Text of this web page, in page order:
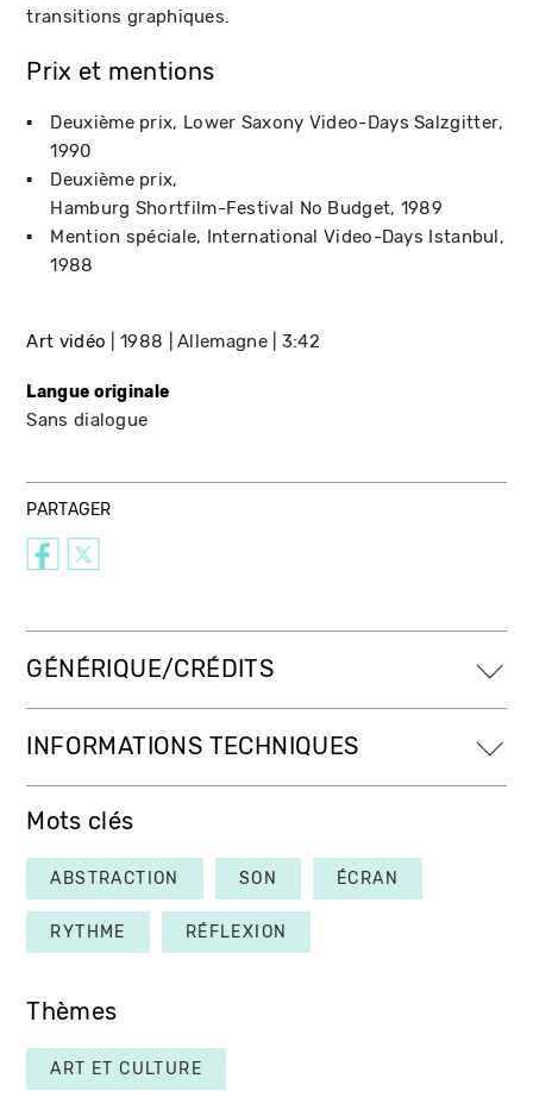
transitions graphiques.
Prix et mentions
Deuxième prix Lower Saxony Video-Days Salzgitter
1990
Deuxième prix
Hamburg Shortfilm-Festival No Budget 1989
Mention spéciale International Video-Days Istanbul
1988
Art vidéo 1988 Allemagne 3:42
Langue originale
Sans dialogue
PARTAGER
GÉNÉRIQUE/CRÉDITS
INFORMATIONS TECHNIQUES
Mots clés
ABSTRACTION SON ÉCRAN
RYTHME RÉFLEXION
Thèmes
ART ET CULTURE